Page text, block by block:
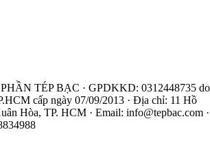
TÉP BẠC · GPDKKD: 0312448735 do
cấp ngày 07/09/2013 · Địa chỉ: 11 Hồ
Hòa, TP. HCM · Email: info@tepbac.com ·